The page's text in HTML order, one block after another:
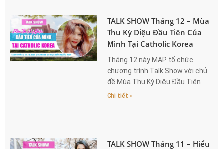
TALK SHOW Tháng 12 – Mùa
Thu Kỳ Diệu Đầu Tiên Của
Mình Tại Catholic Korea
Tháng 12 này MAP tổ chức
chương trình Talk Show với chủ
đề Mùa Thu Kỳ Diệu Đầu Tiên
Của
Chi tiết »
TALK SHOW Tháng 11 – Hiểu